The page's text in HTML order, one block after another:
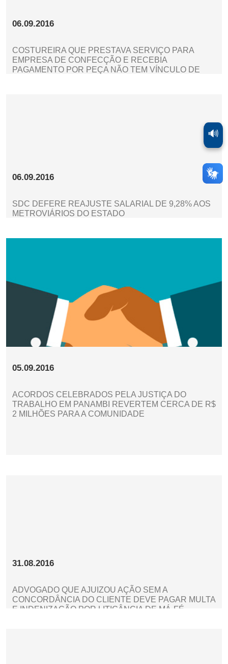
06.09.2016
COSTUREIRA QUE PRESTAVA SERVIÇO PARA
EMPRESA DE CONFECÇÃO E RECEBIA
PAGAMENTO POR PEÇA NÃO TEM VÍNCULO DE
06.09.2016
SDC DEFERE REAJUSTE SALARIAL DE 9,28% AOS
METROVIÁRIOS DO ESTADO
05.09.2016
ACORDOS CELEBRADOS PELA JUSTIÇA DO
TRABALHO EM PANAMBI REVERTEM CERCA DE R$
2 MILHÕES PARA A COMUNIDADE
31.08.2016
ADVOGADO QUE AJUIZOU AÇÃO SEM A
CONCORDÂNCIA DO CLIENTE DEVE PAGAR MULTA
E INDENIZAÇÃO POR LITIGÂNCIA DE MÁ-FÉ
🔊